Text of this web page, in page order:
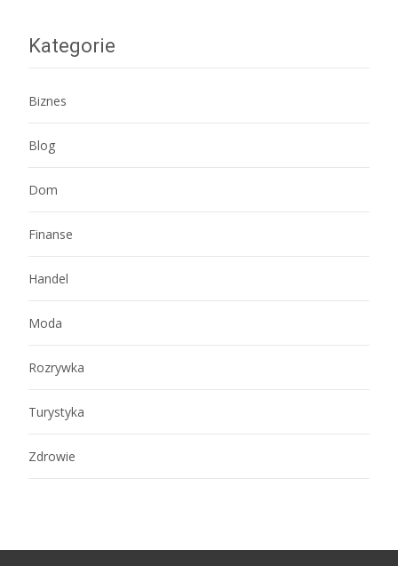
Kategorie
Biznes
Blog
Dom
Finanse
Handel
Moda
Rozrywka
Turystyka
Zdrowie